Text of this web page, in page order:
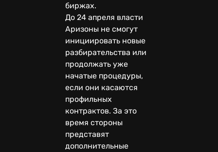
биржах.
До 24 апреля власти
Аризоны не смогут
инициировать новые
разбирательства или
продолжать уже
начатые процедуры,
если они касаются
профильных
контрактов. За это
время стороны
представят
дополнительные